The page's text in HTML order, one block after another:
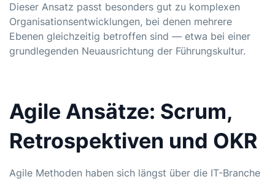
Dieser Ansatz passt besonders gut zu komplexen
Organisationsentwicklungen, bei denen mehrere
Ebenen gleichzeitig betroffen sind — etwa bei einer
grundlegenden Neuausrichtung der Führungskultur.
Agile Ansätze: Scrum,
Retrospektiven und OKR
Agile Methoden haben sich längst über die IT-Branche